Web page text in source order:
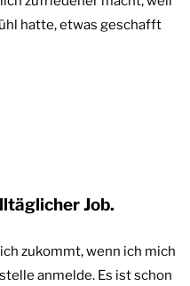
hatte, etwas geschafft
Job.
zukommt, wenn ich mich
anmelde. Es ist schon